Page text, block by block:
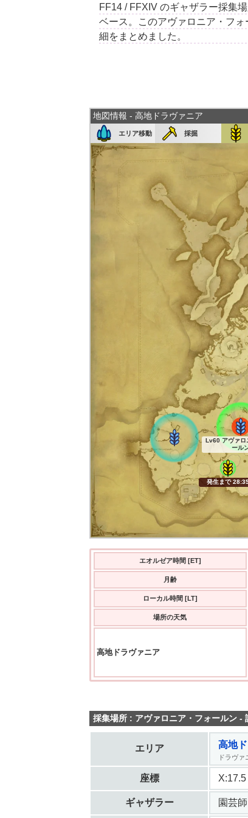
FF14 / FFXIV のギャザラー採集
ベース。このアヴァロニア・フ
細をまとめました。
地図情報 - 高地ドラヴァニア
エリア移動 採掘
発生まで
Lv60 アヴァロ
ール
エオルゼア時間 [ET]
月齢
ローカル時間 [LT]
場所の天気
高地ドラヴァニア
採集場所 : アヴァロニア・フォールン -
エリア 高地
ドラヴァ
座標
ギャザラー 園芸